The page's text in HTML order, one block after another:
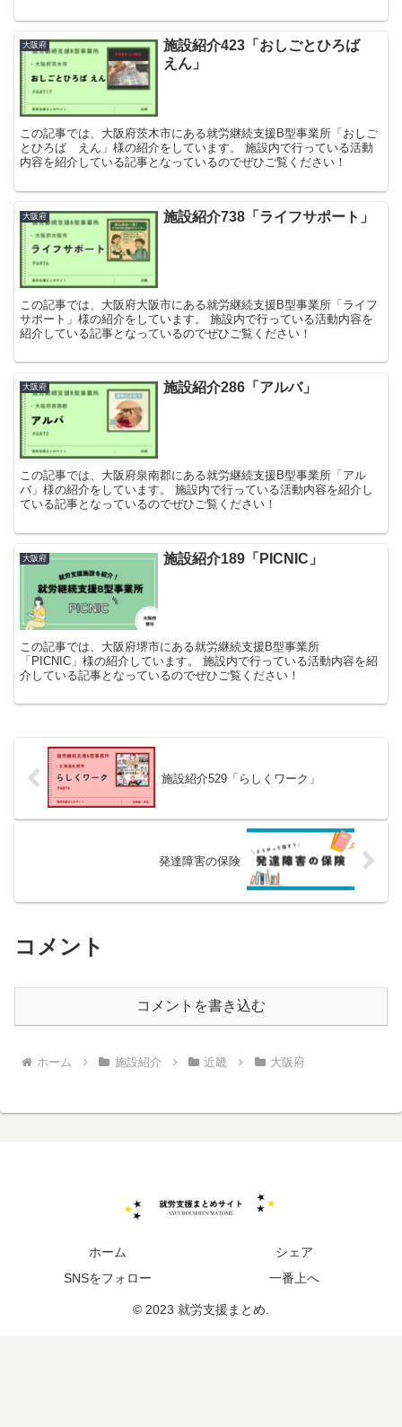
大阪府
施設紹介423「おしごとひろば
えん」
この記事では、大阪府茨木市にある就労継続支援B型事業所「おしご
とひろば えん」様の紹介をしています。 施設内で行っている活動
内容を紹介している記事となっているのでぜひご覧ください！
大阪府 施設紹介738「ライフサポート」
この記事では、大阪府大阪市にある就労継続支援B型事業所「ライフ
サポート」様の紹介をしています。 施設内で行っている活動内容を
紹介している記事となっているのでぜひご覧ください！
大阪府 施設紹介286「アルバ」
この記事では、大阪府泉南郡にある就労継続支援B型事業所「アル
バ」様の紹介をしています。 施設内で行っている活動内容を紹介し
ている記事となっているのでぜひご覧ください！
大阪府 施設紹介189「PICNIC」
この記事では、大阪府堺市にある就労継続支援B型事業所
「PICNIC」様の紹介しています。 施設内で行っている活動内容を紹
介している記事となっているのでぜひご覧ください！
施設紹介529「らしくワーク」
発達障害の保険
コメント
コメントを書き込む
ホーム 施設紹介 近畿 大阪府
ホーム
シェア
SNSをフォロー
一番上へ
© 2023 就労支援まとめ.